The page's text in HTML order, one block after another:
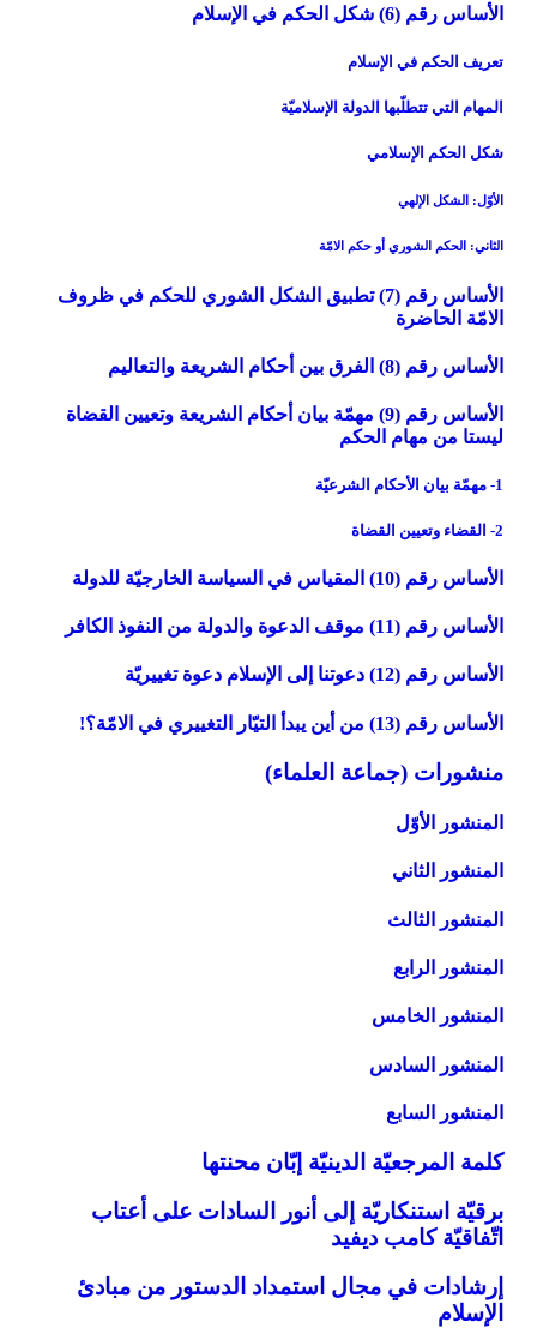
الأساس رقم (6) شكل الحكم في الإسلام‏
تعريف الحكم في الإسلام‏
المهام التي تتطلّبها الدولة الإسلاميّة
شكل الحكم الإسلامي
الأوّل: الشكل الإلهي‏
الثاني: الحكم الشوري أو حكم الامّة
الأساس رقم (7) تطبيق الشكل الشوري للحكم في ظروف
الامّة الحاضرة
الأساس رقم (8) الفرق بين أحكام الشريعة والتعاليم‏
الأساس رقم (9) مهمّة بيان أحكام الشريعة وتعيين القضاة
ليستا من مهام الحكم‏
1- مهمّة بيان الأحكام الشرعيّة
2- القضاء وتعيين القضاة
الأساس رقم (10) المقياس في السياسة الخارجيّة للدولة
الأساس رقم (11) موقف الدعوة والدولة من النفوذ الكافر
الأساس رقم (12) دعوتنا إلى الإسلام دعوة تغييريّة
الأساس رقم (13) من أين يبدأ التيّار التغييري في الامّة؟!
منشورات (جماعة العلماء)
المنشور الأوّل‏
المنشور الثاني‏
المنشور الثالث‏
المنشور الرابع‏
المنشور الخامس‏
المنشور السادس‏
المنشور السابع‏
كلمة المرجعيّة الدينيّة إبّان محنتها
برقيّة استنكاريّة إلى أنور السادات على أعتاب
اتّفاقيّة كامب ديفيد
إرشادات في مجال استمداد الدستور من مبادئ
الإسلام